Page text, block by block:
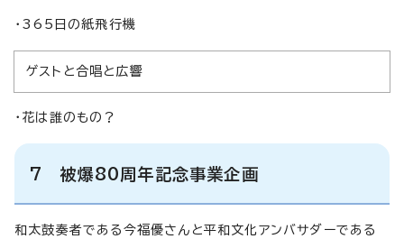
・365日の紙飛行機
ゲストと合唱と広響
・花は誰のもの？
7 被爆80周年記念事業企画
和太鼓奏者である今福優さんと平和文化アンバサダーである